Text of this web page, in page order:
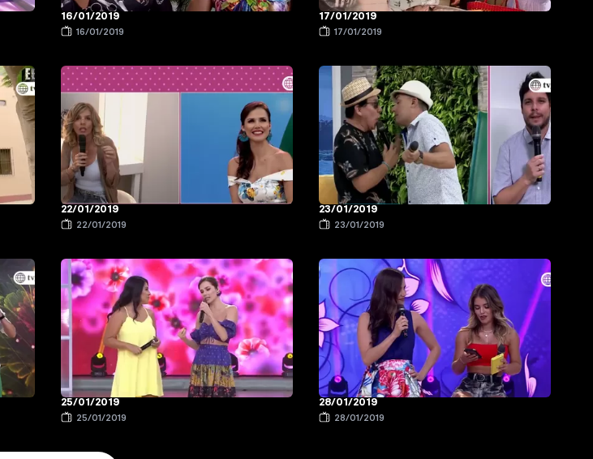
16/01/2019
16/01/2019
17/01/2019
17/01/2019
22/01/2019
22/01/2019
23/01/2019
23/01/2019
25/01/2019
25/01/2019
28/01/2019
28/01/2019